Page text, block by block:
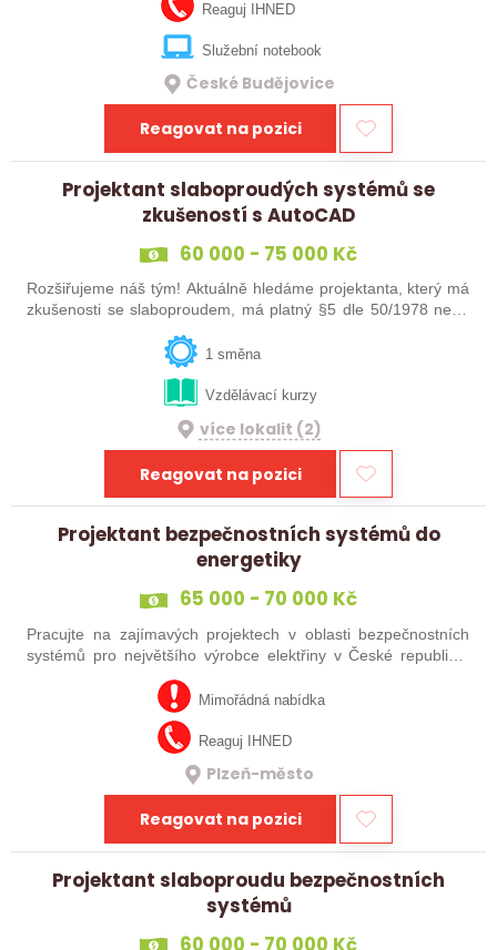
Reaguj IHNED
Služební notebook
České Budějovice
Reagovat na pozici
Projektant slaboproudých systémů se
zkušeností s AutoCAD
60 000 - 75 000 Kč
Rozšiřujeme náš tým! Aktuálně hledáme projektanta, který má
zkušenosti se slaboproudem, má platný §5 dle 50/1978 nebo
nabízíme pravidelné finanční…
1 směna
Vzdělávací kurzy
více lokalit (2)
Reagovat na pozici
Projektant bezpečnostních systémů do
energetiky
65 000 - 70 000 Kč
Pracujte na zajímavých projektech v oblasti bezpečnostních
systémů pro největšího výrobce elektřiny v České republice!
Zabýváme se vývojem a implementací systémů (kombinace
"železa" a software) pro …Mimořádná nabídka
Reaguj IHNED
Plzeň-město
Reagovat na pozici
Projektant slaboproudu bezpečnostních
systémů
60 000 - 70 000 Kč